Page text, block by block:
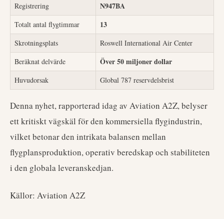
Registrering
N947BA
Totalt antal flygtimmar 13
Skrotningsplats
Roswell International Air Center
Beräknat delvärde
Över 50 miljoner dollar
Huvudorsak Global 787 reservdelsbrist
Denna nyhet, rapporterad idag av Aviation A2Z, belyser
ett kritiskt vägskäl för den kommersiella flygindustrin,
vilket betonar den intrikata balansen mellan
flygplansproduktion, operativ beredskap och stabiliteten
i den globala leveranskedjan.
Källor: Aviation A2Z